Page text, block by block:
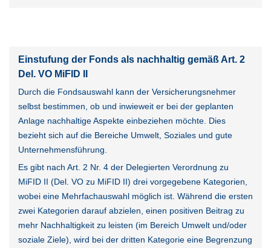
Einstufung der Fonds als nachhaltig gemäß Art. 2
Del. VO MiFID II
Durch die Fondsauswahl kann der Versicherungsnehmer
selbst bestimmen, ob und inwieweit er bei der geplanten
Anlage nachhaltige Aspekte einbeziehen möchte. Dies
bezieht sich auf die Bereiche Umwelt, Soziales und gute
Unternehmensführung.
Es gibt nach Art. 2 Nr. 4 der Delegierten Verordnung zu
MiFID II (Del. VO zu MiFID II) drei vorgegebene Kategorien,
wobei eine Mehrfachauswahl möglich ist. Während die ersten
zwei Kategorien darauf abzielen, einen positiven Beitrag zu
mehr Nachhaltigkeit zu leisten (im Bereich Umwelt und/oder
soziale Ziele), wird bei der dritten Kategorie eine Begrenzung